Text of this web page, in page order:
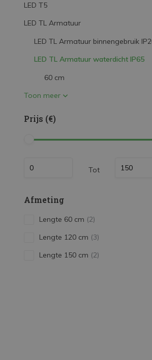
LED High Bay lampen
LED Strips
Decoratieve verlichting
LED Buitenverlichting
LED Noodverlichting
Installatiemateriaal
LED TL verlichting
LED T5
LED TL Armatuur
LED TL Armatuur binnengebruik
LED TL Armatuur waterdicht IP65
60 cm
Toon meer
Prijs (€)
Tot
Afmeting
Lengte 60 cm (2)
Lengte 120 cm (3)
Lengte 150 cm (2)